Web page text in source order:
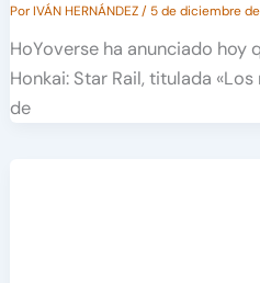
PorIVÁN HERNÁNDEZ/ 5 de diciembre
HoYoverse ha anunciado hoy
Honkai: Star Rail, titulada
de